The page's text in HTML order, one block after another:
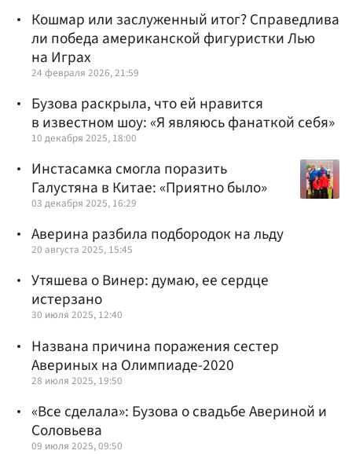
Кошмар или заслуженный итог? Справедлива
ли победа американской фигуристки Лью
на Играх
24 февраля 2026, 21:59
Бузова раскрыла, что ей нравится
в известном шоу: «Я являюсь фанаткой себя»
10 декабря 2025, 18:00
Инстасамка смогла поразить
Галустяна в Китае: «Приятно было»
03 декабря 2025, 16:29
Аверина разбила подбородок на льду
20 августа 2025, 15:45
Утяшева о Винер: думаю, ее сердце
истерзано
30 июля 2025, 12:40
Названа причина поражения сестер
Авериных на Олимпиаде-2020
28 июля 2025, 19:50
«Все сделала»: Бузова о свадьбе Авериной и
Соловьева
09 июля 2025, 09:50